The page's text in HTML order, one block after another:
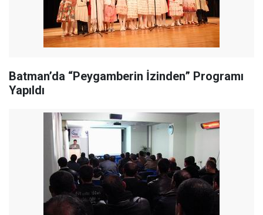
Batman’da “Peygamberin İzinden” Programı
Yapıldı